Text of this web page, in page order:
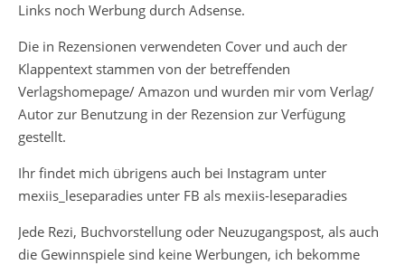
Links noch Werbung durch Adsense.
Die in Rezensionen verwendeten Cover und auch der
Klappentext stammen von der betreffenden
Verlagshomepage/ Amazon und wurden mir vom Verlag/
Autor zur Benutzung in der Rezension zur Verfügung
gestellt.
Ihr findet mich übrigens auch bei Instagram unter
mexiis_leseparadies unter FB als mexiis-leseparadies
Jede Rezi, Buchvorstellung oder Neuzugangspost, als auch
die Gewinnspiele sind keine Werbungen, ich bekomme